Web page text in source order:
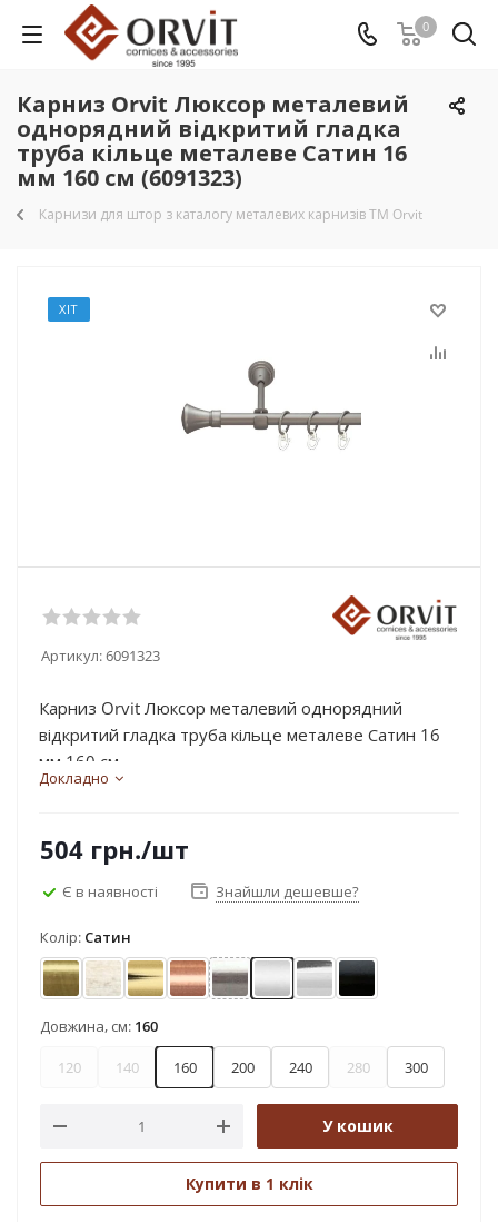
0
Карниз Orvit Люксор металевий
однорядний відкритий гладка
труба кільце металеве Сатин 16
мм 160 см (6091323)
Карнизи для штор з каталогу металевих карнизів TM Orvit
ХІТ
Артикул:6091323
Карниз Orvit Люксор металевий однорядний
відкритий гладка труба кільце металеве Сатин 16
мм 160 см...
Докладно
504 грн./шт
Є в наявності Знайшли дешевше?
Колір: Сатин
АнтикБіле золото
ЗолотоМідьНержавіюча сталь
Сатин Хром Чорний оксамит
Довжина, см: 160
120 140 160 200 240 280 300
У кошик
Купити в 1 клік